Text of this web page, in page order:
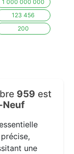
1 000 000 000
123 456
200
959 est
Neuf
une